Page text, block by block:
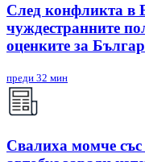
След конфликта в
чуждестранните
оценките за
преди 32 мин
Свалиха момче със